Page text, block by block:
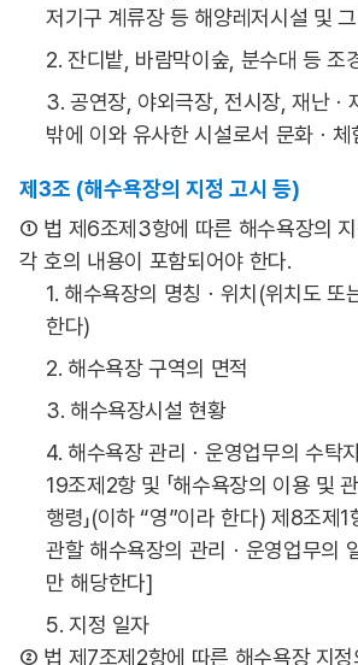
저기구 계류장 등 해양레저시설 및
2. 잔디밭, 바람막이숲, 분수대 등 조
3. 공연장, 야외극장, 전시장, 재난ㆍ
밖에 이와 유사한 시설로서 문화ㆍ체
제3조 (해수욕장의 지정 고시 등)
① 법 제6조제3항에 따른 해수욕장의
각 호의 내용이 포함되어야 한다.
1. 해수욕장의 명칭ㆍ위치(위치도 또
한다)
2. 해수욕장 구역의 면적
3. 해수욕장시설 현황
4. 해수욕장 관리ㆍ운영업무의 수탁
19조제2항 및 「해수욕장의 이용 및
행령」(이하 “영”이라 한다) 제8조제1
관할 해수욕장의 관리ㆍ운영업무의
만 해당한다]
5. 지정 일자
② 법 제7조제2항에 따른 해수욕장 지정